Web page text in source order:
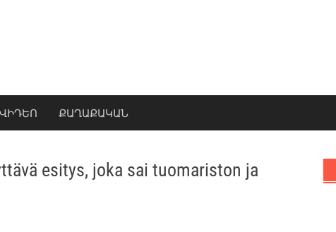
ՎԻԴԵՈ ՔԱՂԱՔԱԿԱՆ
esitys, joka sai tuomariston ja